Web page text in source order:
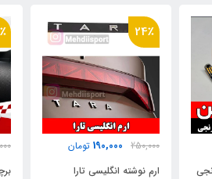
58٪
350,000
150,000 تومان
برچسب ژله ای دستگیره داخل